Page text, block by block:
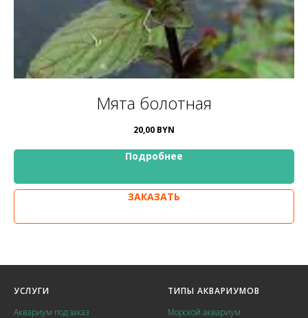
Мята болотная
20,00 BYN
Подробнее
ЗАКАЗАТЬ
УСЛУГИ
Аквариум под заказ
ТИПЫ АКВАРИУМОВ
Морской аквариум